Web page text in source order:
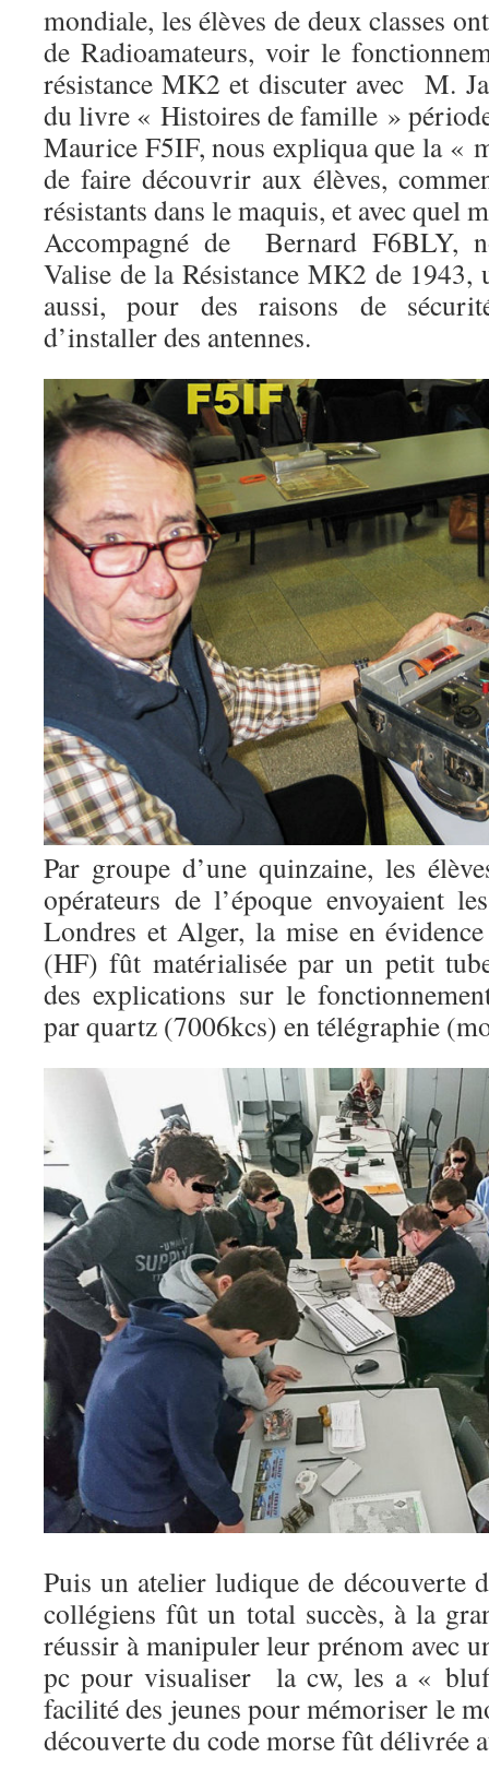
mondiale, les élèves de deux classes
de Radioamateurs, voir le
résistance MK2 et discuter avec M.
du livre « Histoires de famille »
Maurice F5IF, nous expliqua que la «
de faire découvrir aux élèves,
résistants dans le maquis, et avec quel
Accompagné de Bernard F6BLY,
Valise de la Résistance MK2 de
aussi, pour des raisons de
d’installer des antennes.
Par groupe d’une quinzaine, les
opérateurs de l’époque envoyaient
Londres et Alger, la mise en
(HF) fût matérialisée par un petit
des explications sur le
par quartz (7006kcs) en télégraphie
Puis un atelier ludique de découverte
collégiens fût un total succès, à la
réussir à manipuler leur prénom avec
pc pour visualiser la cw, les a «
facilité des jeunes pour mémoriser le
découverte du code morse fût délivrée